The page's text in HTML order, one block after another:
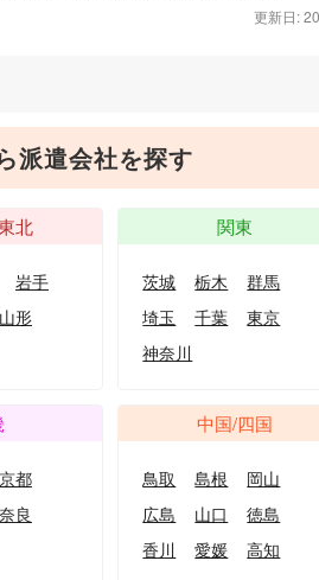
更新日:
派遣会社を探す
北
岩手
山形
関東
茨城 栃木
群馬
埼玉
千葉
東京
神奈川
京都
奈良
中国/四国
鳥取 島根
岡山
広島
山口
徳島
香川
愛媛 高知